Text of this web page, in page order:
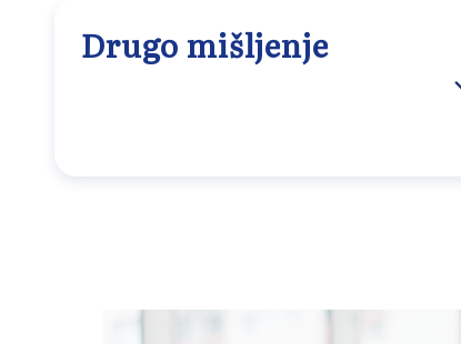
Drugo mišljenje
dobiti dodatne informacije o vašem